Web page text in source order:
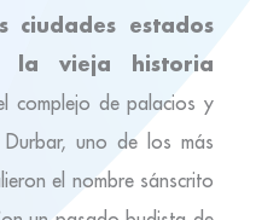
estados
la vieja historia
complejo de palacios y
uno de los más
el nombre sánscrito